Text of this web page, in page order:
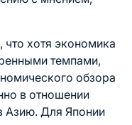
что хотя экономика
темпами,
обзора
в отношении
Азию. Для Японии